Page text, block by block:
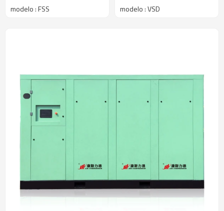
tornillo de velocidad fija
para industrial
modelo : FSS
tornillo de frecuencia
variable VSD dedicado
modelo : VSD